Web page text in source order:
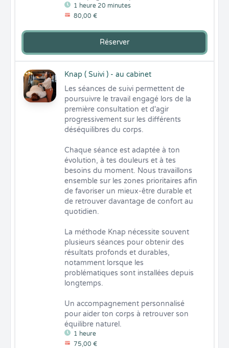
1 heure 20 minutes
80,00 €
Réserver
Knap ( Suivi ) - au cabinet
1 heure
75,00 €
Les séances de suivi permettent de
poursuivre le travail engagé lors de la
première consultation et d'agir
progressivement sur les différents
déséquilibres du corps.
Chaque séance est adaptée à ton
évolution, à tes douleurs et à tes
besoins du moment. Nous travaillons
ensemble sur les zones prioritaires afin
de favoriser un mieux-être durable et
de retrouver davantage de confort au
quotidien.
La méthode Knap nécessite souvent
plusieurs séances pour obtenir des
résultats profonds et durables,
notamment lorsque les
problématiques sont installées depuis
longtemps.
Un accompagnement personnalisé
pour aider ton corps à retrouver son
équilibre naturel.